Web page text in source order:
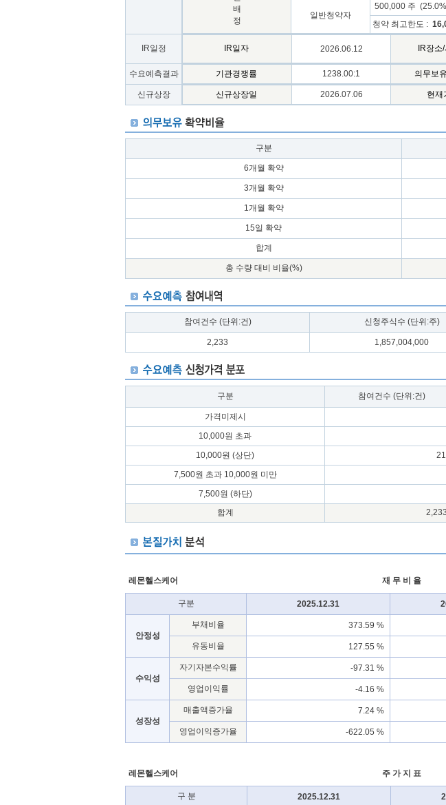
배
정
일반청약자
500,000 주
청약 최고한도 :
IR일정 IR일자 2026.06.12 IR장소
수요예측결과
기관경쟁률 1238.00:1 의무보
신규상장 신규상장일 2026.07.06 현재
구분
6개월 확약
3개월 확약
1개월 확약
15일 확약
합계
총 수량 대비 비율(%)
참여건수 (단위:건) 신청주식수 (단위:주)
2,233 1,857,004,000
구분 참여건수 (단위:건)
가격미제시
10,000원 초과
10,000원 (상단)
7,500원 초과 10,000원 미만
7,500원 (하단)
합계
레몬헬스케어 재 무 비 율
구분 2025.12.31
안정성
부채비율 373.59 %
유동비율 127.55 %
수익성
자기자본수익률 -97.31 %
영업이익률 -4.16 %
성장성
매출액증가율 7.24 %
영업이익증가율 -622.05 %
레몬헬스케어 주 가 지 표
구 분 2025.12.31